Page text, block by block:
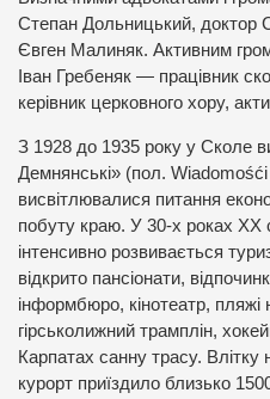
Степан Дольницький, доктор
Євген Малиняк. Активним
Іван Гребеняк — працівник
керівник церковного хору,
З 1928 до 1935 року у Сколе
Демнянські» (пол.
висвітлювалися питання
побуту краю. У 30-х роках XX
інтенсивно розвивається
відкрито пансіонати,
інформбюро, кінотеатр, пляжі
гірськолижний трамплін,
Карпатах санну трасу. Влітку
курорт приїздило близько